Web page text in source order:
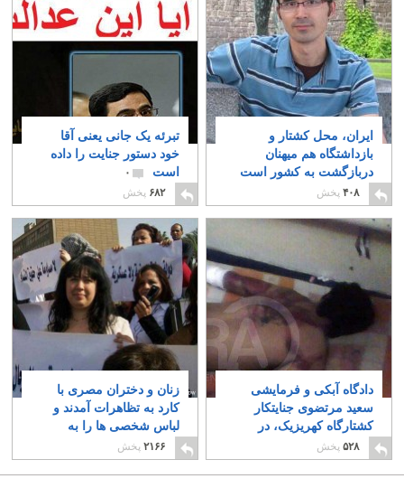
ایران، محل کشتار و
بازداشتگاه هم میهنان
دربازگشت به کشور است
۰
۴۰۸ پخش
تبرئه یک جانی یعنی آقا
خود دستور جنایت را داده
است
۰
۶۸۲ پخش
دادگاه آبکی و فرمایشی
سعید مرتضوی جنایتکار
کشتارگاه کهریزیک، در
پشت دربهای بسته برگزار
شد
۴۱
۵۲۸ پخش
زنان و دختران مصری با
کارد به تظاهرات آمدند و
لباس شخصی ها را به
مبارزه طلبیدند!
۲۱۶۶ پخش